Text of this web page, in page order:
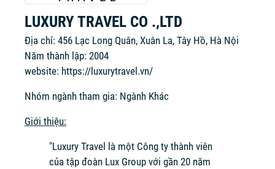
LUXURY TRAVEL CO .,LTD
Địa chỉ: 456 Lạc Long Quân, Xuân La, Tây Hồ, Hà Nội
Năm thành lập: 2004
website: https://luxurytravel.vn/
Nhóm ngành tham gia: Ngành Khác
Giới thiệu:
"Luxury Travel là một Công ty thành viên
của tập đoàn Lux Group với gần 20 năm